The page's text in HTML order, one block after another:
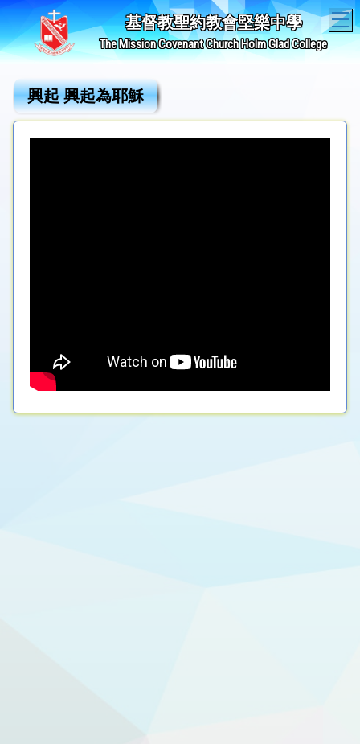
基督教聖約教會堅樂中學
The Mission Covenant Church Holm Glad College
興起 興起為耶穌